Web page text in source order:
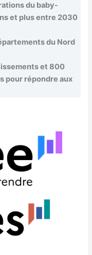
du baby-
et plus entre 2030
du Nord
et 800
pour répondre aux